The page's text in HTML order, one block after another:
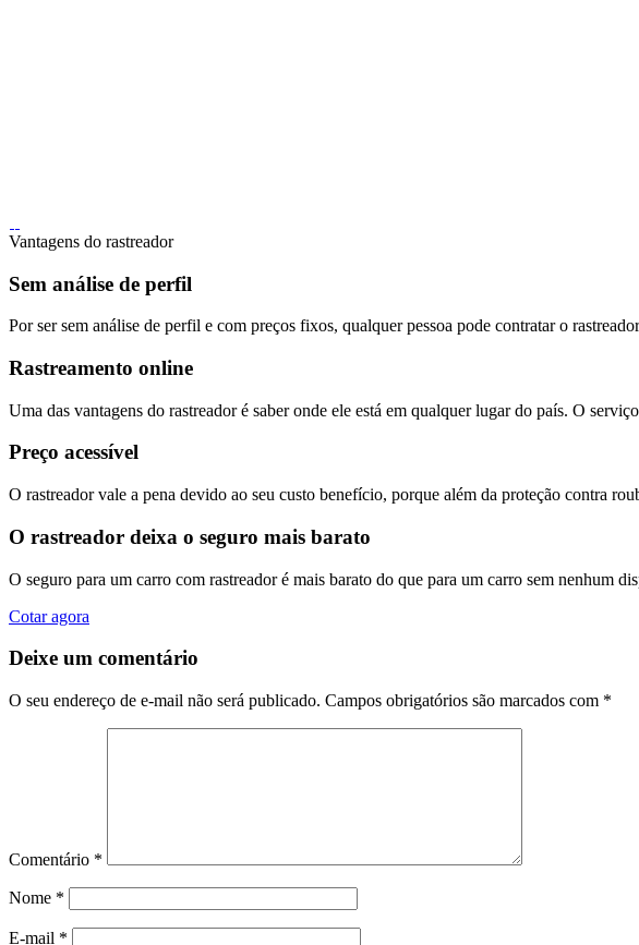
Vantagens do rastreador
Sem análise de perfil
Por ser sem análise de perfil e com preços fixos, qualquer pessoa pode contratar o
Rastreamento online
Uma das vantagens do rastreador é saber onde ele está em qualquer lugar do país. O
Preço acessível
O rastreador vale a pena devido ao seu custo benefício, porque além da proteção contra
O rastreador deixa o seguro mais barato
O seguro para um carro com rastreador é mais barato do que para um carro sem nenhum
Cotar agora
Deixe um comentário
O seu endereço de e-mail não será publicado. Campos obrigatórios são marcados com *
Comentário *
Nome *
E-mail *